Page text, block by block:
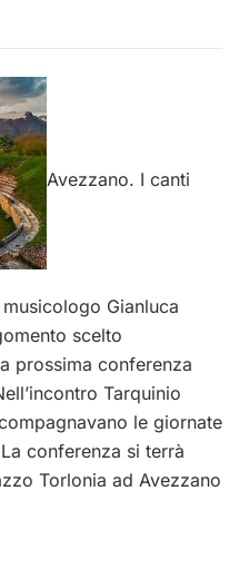
Avezzano. I canti
Gianluca
scelto
prossima conferenza
Tarquinio
le giornate
conferenza si terrà
Torlonia ad Avezzano